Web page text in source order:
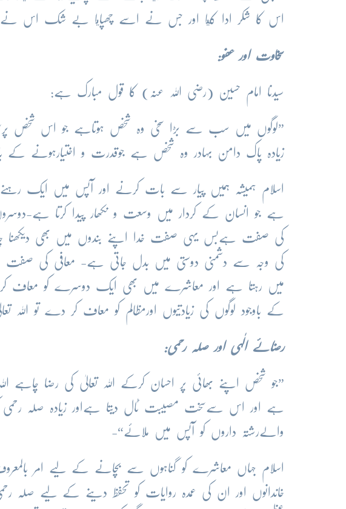
اس کا شکر ادا کيا اور جس نے اسے چھپايا بے شک اس نے
سخاوت اور عفو:
سیدنا امام حسین (رضی اللہ عنہ) کا قول مبارک ہے:
”لوگوں میں سب سے بڑا سخی وہ شخص ہوتاہے جو اس شخص
زیادہ پاک دامن بہادر وہ شخص ہے جوقدرت و اختیارہونے
اسلام ہمیشہ ہمیں پیار سے بات کرنے اور آپس میں ایک رہنے
ہے جو انسان کے کردار میں وسعت و نکھار پیدا کرتا ہے-
کی صفت ہےبس یہی صفت خدا اپنے بندوں میں بھی دیکھنا
کی وجہ سے دشمنی دوستی میں بدل جاتی ہے- معافی کی صفت
میں رہتا ہے اور معاشرے میں بھی ایک دوسرے کو معاف کر
کے باوجود لوگوں کی زیادتیوں اورمظالم کو معاف کر دے تو
رضائے الٰہی اور صلہ رحمی:
”جو شخص اپنے بھائی پر احسان کرکے اللہ تعالیٰ کی رضا چاہے
ہے اور اس سےسخت مصیبت ٹال دیتا ہےاور زیادہ صلہ
والےرشتہ داروں کو آپس میں ملائے“-
اسلام جہاں معاشرے کو گناہوں سے بچانے کے لیے امر
خاندانوں اور ان کی عمدہ روایات کو تحفظ دینے کے لیے صلہ